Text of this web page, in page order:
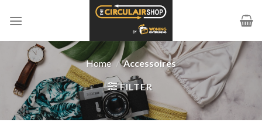
naar
Home / Accessoires
FILTER